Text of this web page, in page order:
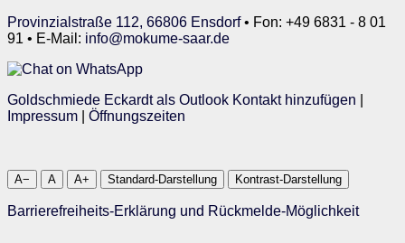
Provinzialstraße 112, 66806 Ensdorf• Fon: +49 6831 - 8 01
91 • E-Mail: info@mokume-saar.de
Goldschmiede Eckardt als Outlook Kontakt hinzufügen
Impressum
Öffnungszeiten
A− A A+ Standard-Darstellung Kontrast-Darstellung
Barrierefreiheits-Erklärung und Rückmelde-Möglichkeit